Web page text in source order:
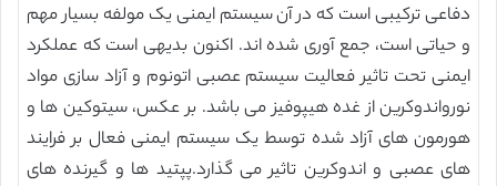
دفاعی ترکیبی است که در آن سیستم ایمنی یک مولفه بسیار مهم
و حیاتی است، جمع آوری شده اند. اکنون بدیهی است که عملکرد
ایمنی تحت تاثیر فعالیت سیستم عصبی اتونوم و آزاد سازی مواد
نورواندوکرین از غده هیپوفیز می باشد. بر عکس، سیتوکین ها و
هورمون های آزاد شده توسط یک سیستم ایمنی فعال بر فرایند
های عصبی و اندوکرین تاثیر می گذارد.پپتید ها و گیرنده های